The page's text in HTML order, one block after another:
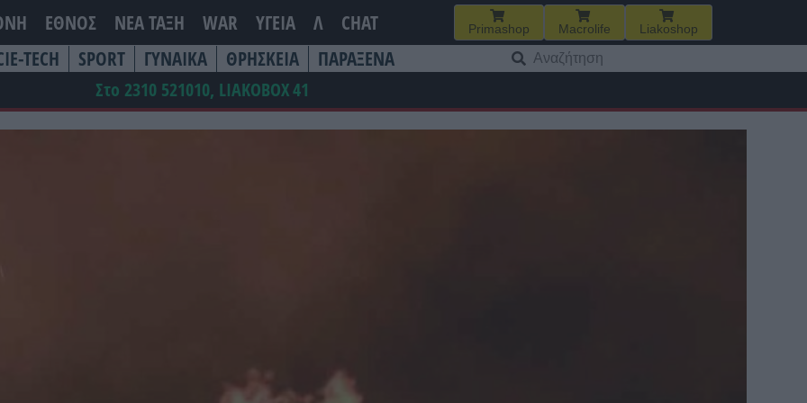
ΕΘΝΟΣ ΝΕΑ ΤΆΞΗ WAR ΥΓΕΙΑ Λ CHAT Primashop Macrolife Liakoshop
TECH SPORT ΓΥΝΑΙΚΑ ΘΡΗΣΚΕΙΑ ΠΑΡΑΞΕΝΑ
για:
Στο 2310 521010, LIAKOBOX41